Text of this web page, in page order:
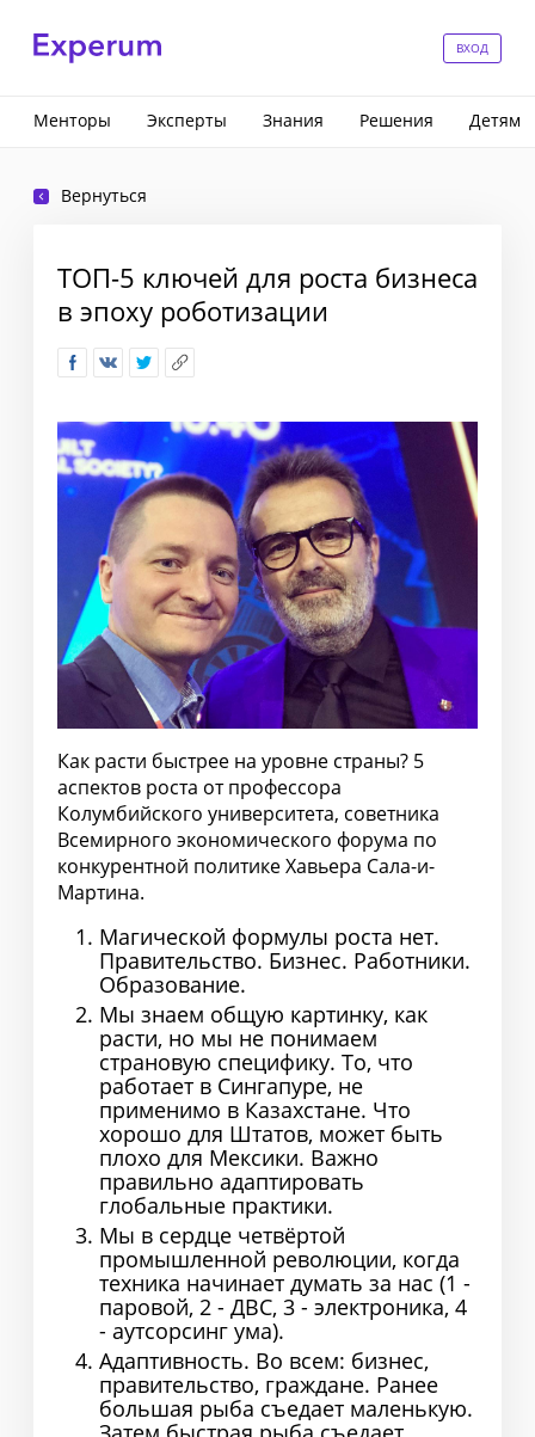
ВХОД
Менторы Эксперты Знания Решения Детям
Вернуться
TOП-5 ключей для роста бизнеса
в эпоху роботизации
Как расти быстрее на уровне страны? 5
аспектов роста от профессора
Колумбийского университета, советника
Всемирного экономического форума по
конкурентной политике Хавьера Сала-и-
Мартина.
Магической формулы роста нет.
Правительство. Бизнес. Работники.
Образование.
Мы знаем общую картинку, как
расти, но мы не понимаем
страновую специфику. То, что
работает в Сингапуре, не
применимо в Казахстане. Что
хорошо для Штатов, может быть
плохо для Мексики. Важно
правильно адаптировать
глобальные практики.
Мы в сердце четвёртой
промышленной революции, когда
техника начинает думать за нас (1 -
паровой, 2 - ДВС, 3 - электроника, 4
- аутсорсинг ума).
Адаптивность. Во всем: бизнес,
правительство, граждане. Ранее
большая рыба съедает маленькую.